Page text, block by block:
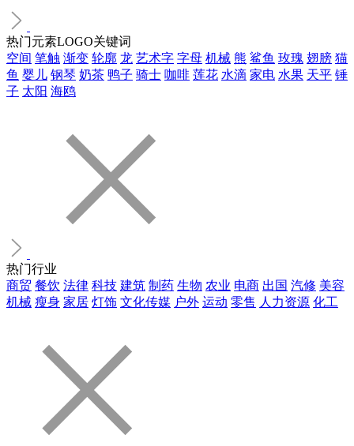
热门元素LOGO关键词
空间 笔触 渐变 轮廓 龙 艺术字 字母 机械 熊 鲨鱼 玫瑰 翅膀 猫
鱼 婴儿 钢琴 奶茶 鸭子 骑士 咖啡 莲花 水滴 家电 水果 天平 锤
子 太阳 海鸥
热门行业
商贸 餐饮 法律 科技 建筑 制药 生物 农业 电商 出国 汽修 美容
机械 瘦身 家居 灯饰 文化传媒 户外 运动 零售 人力资源 化工